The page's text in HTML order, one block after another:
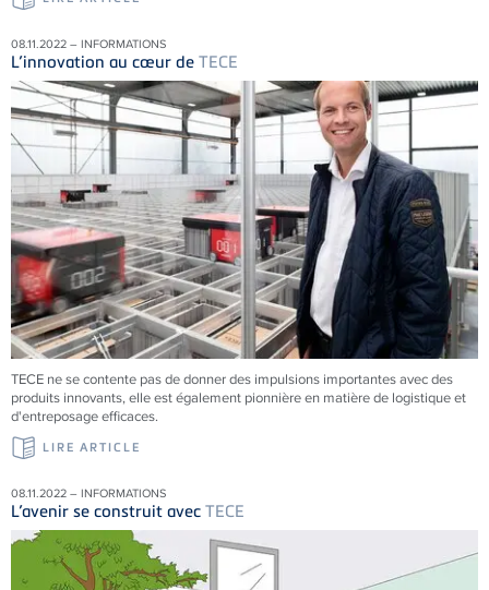
08.11.2022 – INFORMATIONS
L’innovation au cœur de TECE
TECE ne se contente pas de donner des impulsions importantes avec des
produits innovants, elle est également pionnière en matière de logistique et
d'entreposage efficaces.
LIRE ARTICLE
08.11.2022 – INFORMATIONS
L’avenir se construit avec TECE